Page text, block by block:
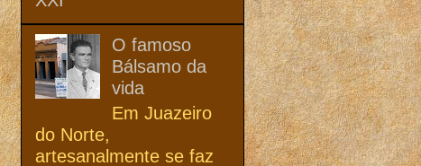
O famoso
Bálsamo da
vida
Em Juazeiro
do Norte,
artesanalmente se faz